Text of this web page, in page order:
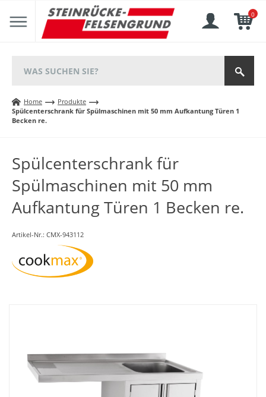
0
Home
Produkte
Spülcenterschrank für Spülmaschinen mit 50 mm Aufkantung Türen 1
Becken re.
Spülcenterschrank für
Spülmaschinen mit 50 mm
Aufkantung Türen 1 Becken re.
Artikel-Nr.: CMX-943112